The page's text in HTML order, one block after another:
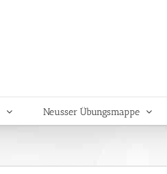
Neusser Übungsmappe